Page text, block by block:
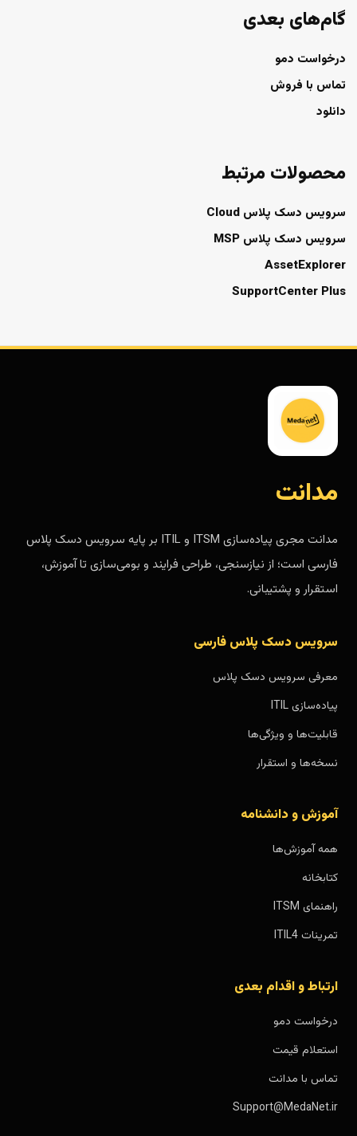
گام‌های بعدی
درخواست دمو
تماس با فروش
دانلود
محصولات مرتبط
سرویس دسک پلاس Cloud
سرویس دسک پلاس MSP
AssetExplorer
SupportCenter Plus
مدانت
مدانت مجری پیاده‌سازی ITSM و ITIL بر پایه سرویس دسک پلاس
فارسی است؛ از نیازسنجی، طراحی فرایند و بومی‌سازی تا آموزش،
استقرار و پشتیبانی.
سرویس دسک پلاس فارسی
معرفی سرویس دسک پلاس
پیاده‌سازی ITIL
قابلیت‌ها و ویژگی‌ها
نسخه‌ها و استقرار
آموزش و دانشنامه
همه آموزش‌ها
کتابخانه
راهنمای ITSM
تمرینات ITIL4
ارتباط و اقدام بعدی
درخواست دمو
استعلام قیمت
تماس با مدانت
Support@MedaNet.ir